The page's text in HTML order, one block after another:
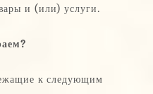
и (или) услуги.
к следующим